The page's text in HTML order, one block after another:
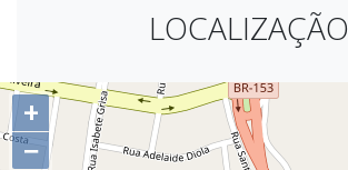
LOCALIZAÇÃO
+
−